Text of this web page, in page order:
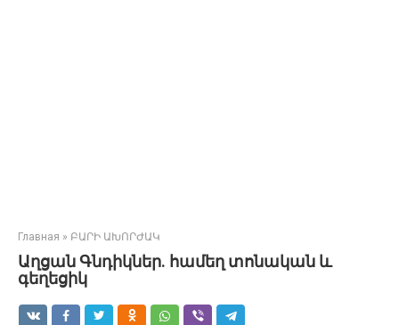
Главная » ԲԱՐԻ ԱԽՈՐԺԱԿ
Աղցան Գնդիկներ. համեղ տոնական և
գեղեցիկ